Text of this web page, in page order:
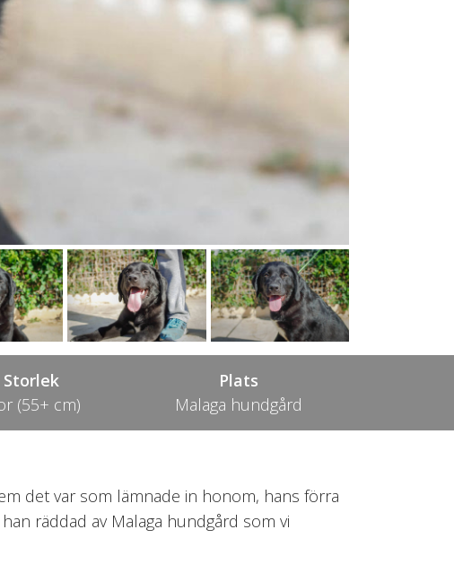
Storlek
(55+ cm)
Plats
Malaga hundgård
det var som lämnade in honom, hans förra
räddad av Malaga hundgård som vi